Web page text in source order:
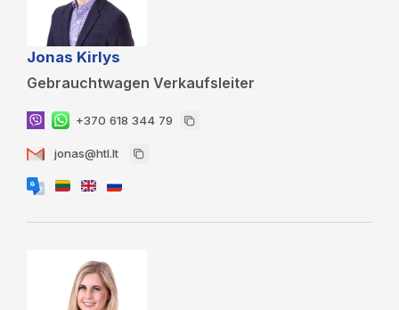
Jonas Kirlys
Gebrauchtwagen Verkaufsleiter
+370 618 344 79
jonas@htl.lt